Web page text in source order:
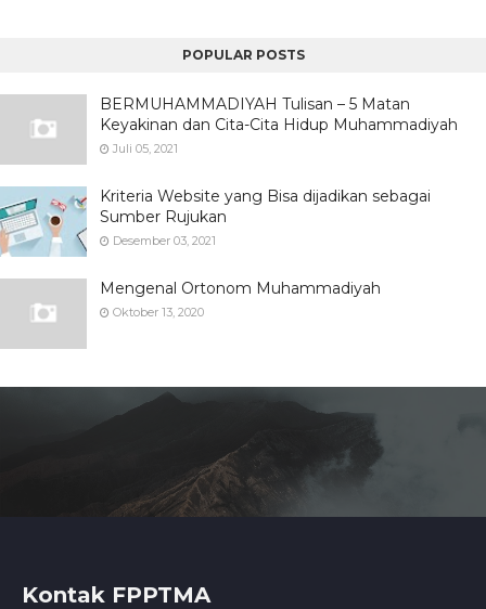
POPULAR POSTS
BERMUHAMMADIYAH Tulisan – 5 Matan
Keyakinan dan Cita-Cita Hidup Muhammadiyah
Juli 05, 2021
Kriteria Website yang Bisa dijadikan sebagai
Sumber Rujukan
Desember 03, 2021
Mengenal Ortonom Muhammadiyah
Oktober 13, 2020
Kontak FPPTMA